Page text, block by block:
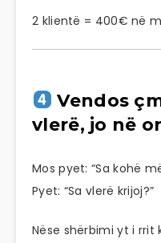
2 klientë = 400€ në
Vendos
vlerë, jo në
Mos pyet: “Sa kohë
Pyet: “Sa vlerë krijoj?”
Nëse shërbimi yt i rrit